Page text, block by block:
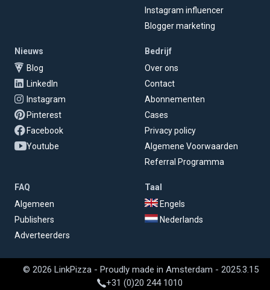
Instagram influencer
Blogger marketing
Nieuws
Blog
LinkedIn
Instagram
Pinterest
Facebook
Youtube
Bedrijf
Over ons
Contact
Abonnementen
Cases
Privacy policy
Algemene Voorwaarden
Referral Programma
FAQ
Algemeen
Publishers
Adverteerders
Taal
Engels
Nederlands
© 2026 LinkPizza - Proudly made in Amsterdam - 2025.3.15
+31 (0)20 244 1010